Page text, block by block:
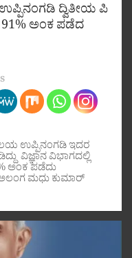
ಉಪ್ಪಿನಂಗಡಿ ದ್ವಿತೀಯ ಪಿ
91% ಅಂಕ ಪಡೆದ
ಉಪ್ಪಿನಂಗಡಿ ಇದರ
ವಿಜ್ಞಾನ ವಿಭಾಗದಲ್ಲಿ
ಅಂಕ ಪಡೆದು
ಮಧು ಕುಮಾರ್